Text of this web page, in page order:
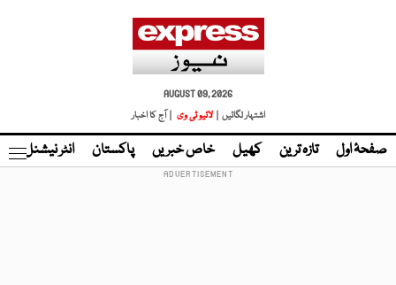
AUGUST 09, 2026
اشتہار لگائیں |
لائیو ٹی وی | آج کا اخبار
صفحۂ اول تازہ ترین کھیل خاص خبریں پاکستان انٹر نیشنل